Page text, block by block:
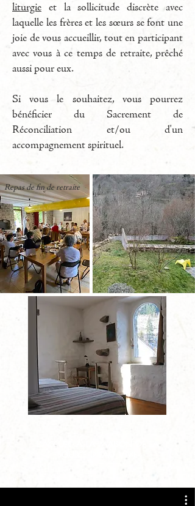
liturgie et la sollicitude discrète avec
laquelle les frères et les sœurs se font une
joie de vous accueillir, tout en participant
avec vous à ce temps de retraite, prêché
aussi pour eux.
Si vous le souhaitez, vous pourrez
bénéficier du Sacrement de
Réconciliation et/ou d'un
accompagnement spirituel.
Repas de fin de retraite
L'accueil à la maison de la